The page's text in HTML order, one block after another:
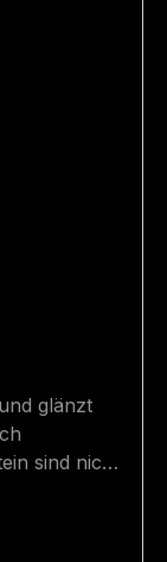
glänzt
sind nicht